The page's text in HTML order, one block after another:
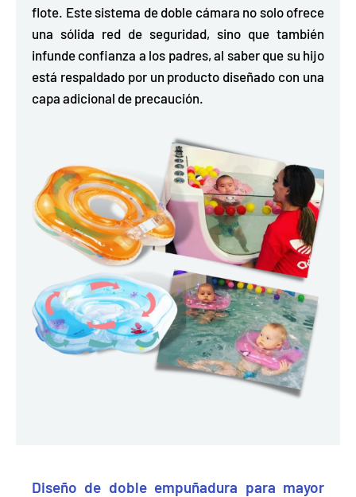
flote. Este sistema de doble cámara no solo ofrece
una sólida red de seguridad, sino que también
infunde confianza a los padres, al saber que su hijo
está respaldado por un producto diseñado con una
capa adicional de precaución.
Diseño de doble empuñadura para mayor